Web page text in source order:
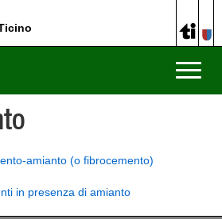
Toggle
amianto (o fibrocemento)
in presenza di amianto